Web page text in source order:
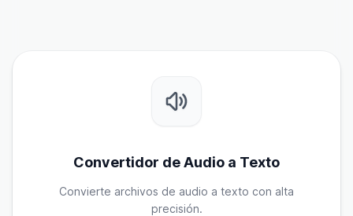
Convertidor de Audio a Texto
Convierte archivos de audio a texto con alta
precisión.